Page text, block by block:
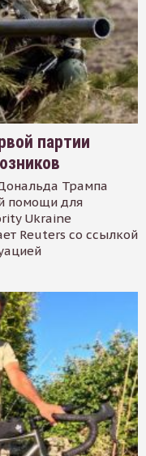
партии
Трампа
помощи для
Ukraine
Reuters со ссылкой